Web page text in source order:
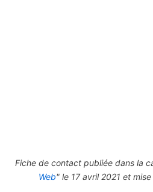
Fiche de contact publiée dans la
Web" le 17 avril 2021 et